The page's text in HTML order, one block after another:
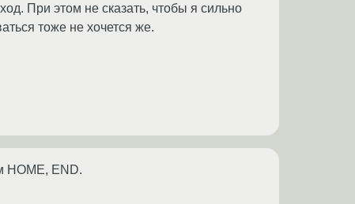
При этом не сказать, чтобы я сильно
тоже не хочется же.
HOME, END.